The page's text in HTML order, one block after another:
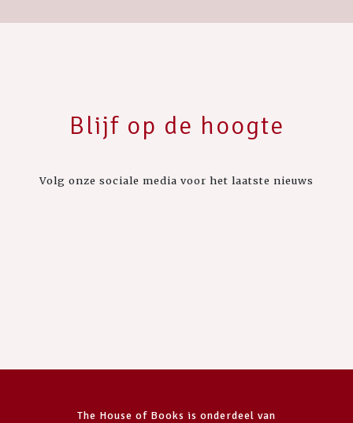
Blijf op de hoogte
Volg onze sociale media voor het laatste nieuws
The House of Books is onderdeel van